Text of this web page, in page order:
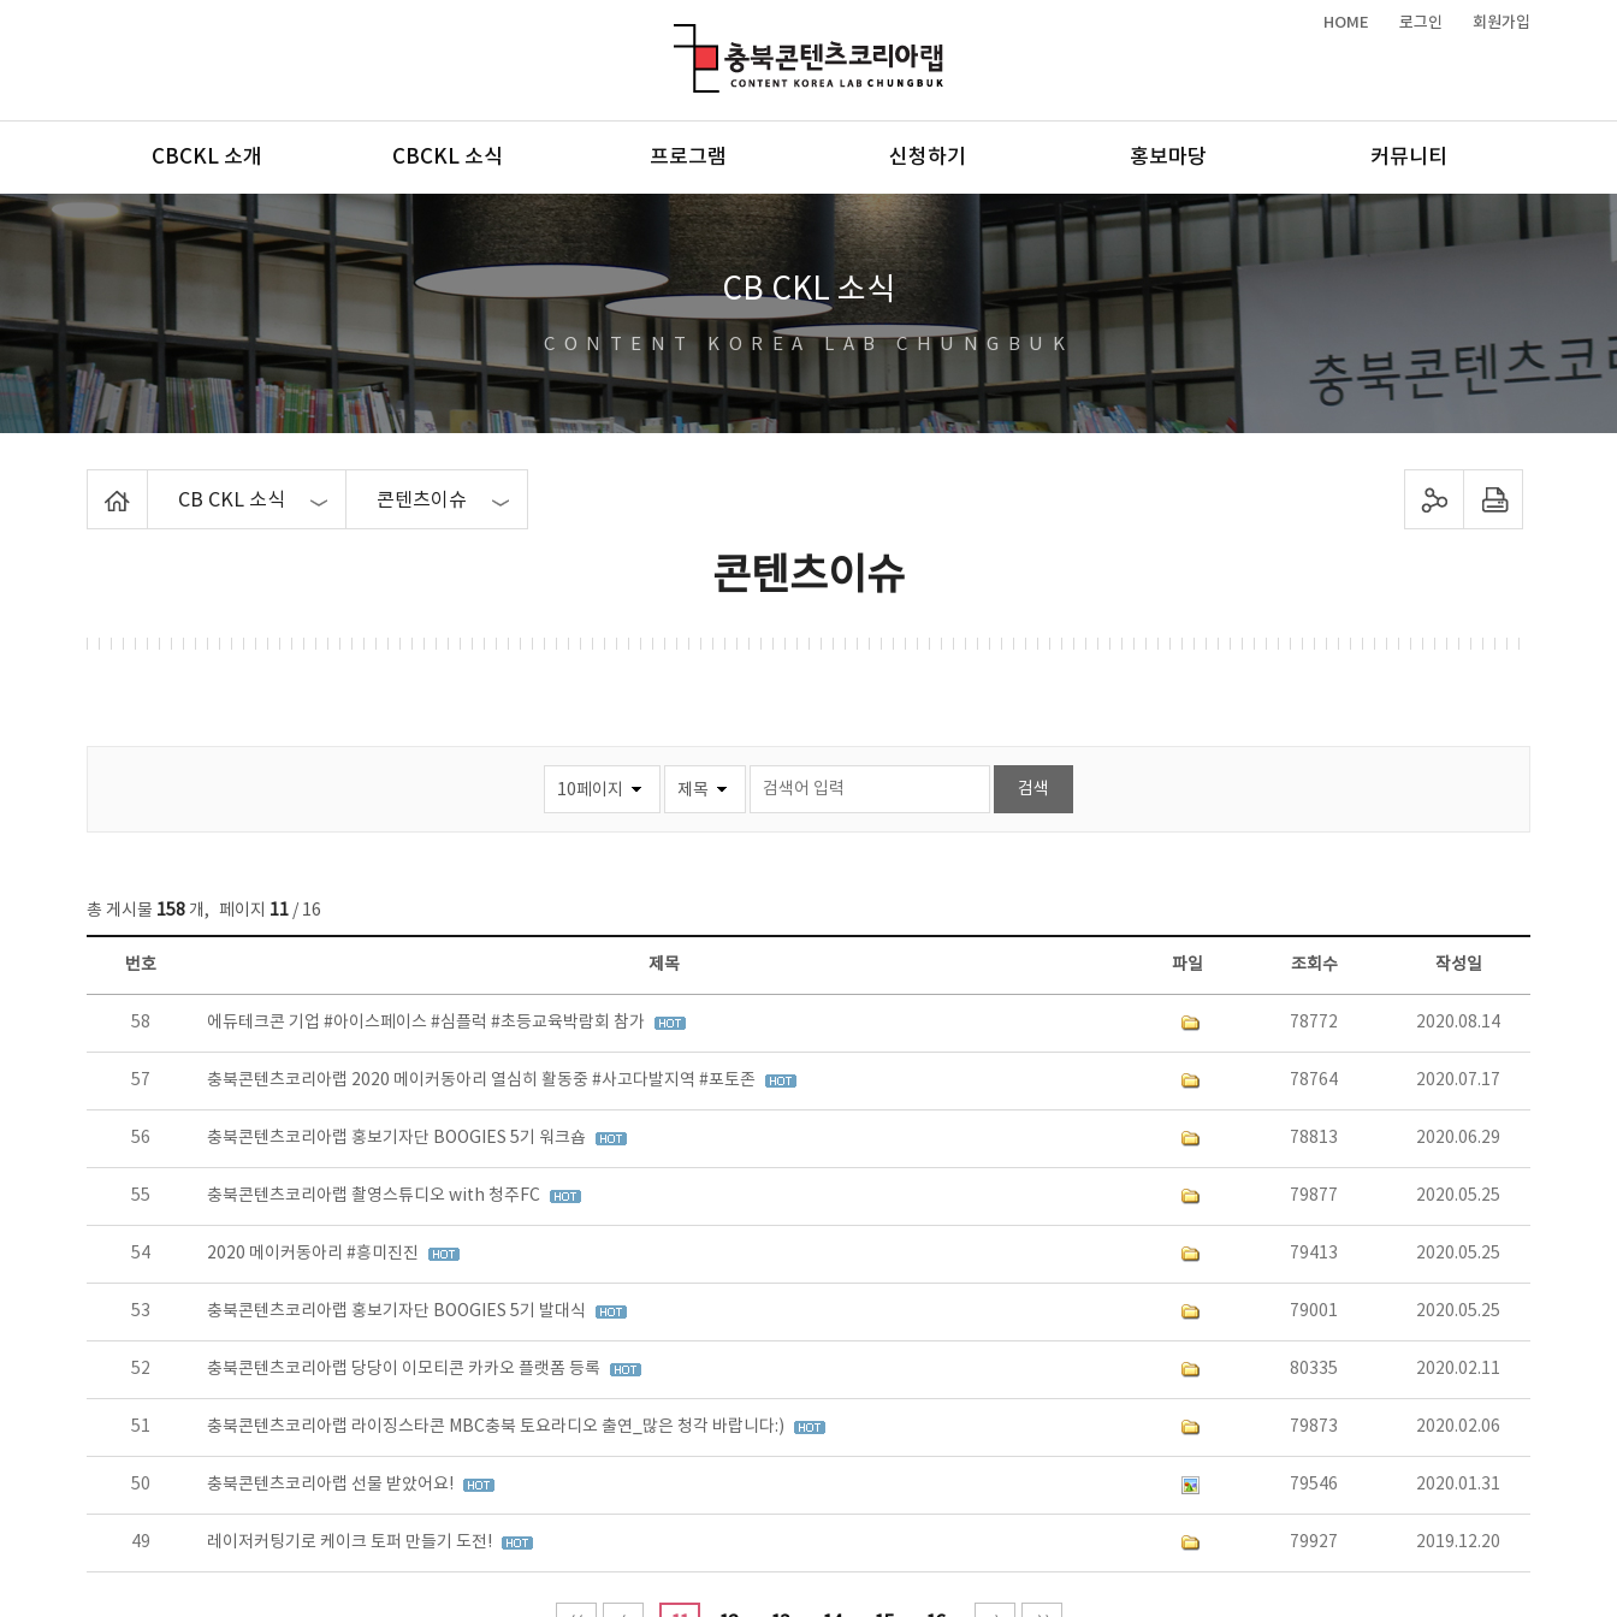
HOME 로그인 회원가입
메뉴
CBCKL 소개 CBCKL 소식 프로그램 신청하기 홍보마당 커뮤니티
CB CKL 소식
CONTENT KOREA LAB CHUNGBUK
CB CKL 소식 콘텐츠이슈 sns 공유하기 프린트하기
콘텐츠이슈
총 게시물 158 개, 페이지 11 / 16
콘텐츠이슈 목록 - 번호, 제목, 작성자, 파일, 조회수, 작성일 정보 제공
번호 제목 파일 조회수 작성일
58 에듀테크콘 기업 #아이스페이스 #심플럭 #초등교육박람회 참가 78772 2020.08.14
57 충북콘텐츠코리아랩 2020 메이커동아리 열심히 활동중 #사고다발지역 #포토존 78764 2020.07.17
56 충북콘텐츠코리아랩 홍보기자단 BOOGIES 5기 워크숍 78813 2020.06.29
55 충북콘텐츠코리아랩 촬영스튜디오 with 청주FC 79877 2020.05.25
54 2020 메이커동아리 #흥미진진 79413 2020.05.25
53 충북콘텐츠코리아랩 홍보기자단 BOOGIES 5기 발대식 79001 2020.05.25
52 충북콘텐츠코리아랩 당당이 이모티콘 카카오 플랫폼 등록 80335 2020.02.11
51 충북콘텐츠코리아랩 라이징스타콘 MBC충북 토요라디오 출연_많은 청각 바랍니다:) 79873 2020.02.06
50 충북콘텐츠코리아랩 선물 받았어요! 79546 2020.01.31
49 레이저커팅기로 케이크 토퍼 만들기 도전! 79927 2019.12.20